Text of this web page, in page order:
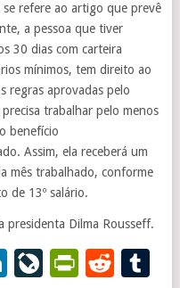
refere ao artigo que prevê
a pessoa que tiver
30 diascom carteira
mínimos, tem direito ao
regras aprovadas pelo
trabalhar pelo menos
benefício
Assim, ela receberá um
mês trabalhado, conforme
de 13º salário.
presidenta Dilma Rousseff.
LinkedIn